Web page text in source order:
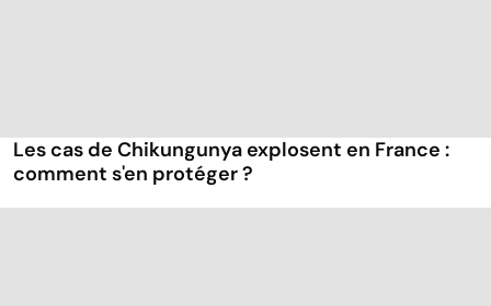
Les cas de Chikungunya explosent en France :
comment s'en protéger ?